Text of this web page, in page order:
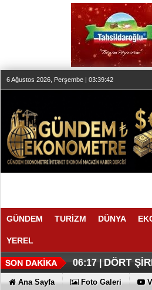
6 Ağustos 2026, Perşembe | 03:39:43
GÜNDEM TURİZM DÜNYA
YEREL
06:28 |EN
06:23 |KOÇ GİBİ
06:17 | DÖRT
06:13 |
Ana Sayfa Foto Galeri